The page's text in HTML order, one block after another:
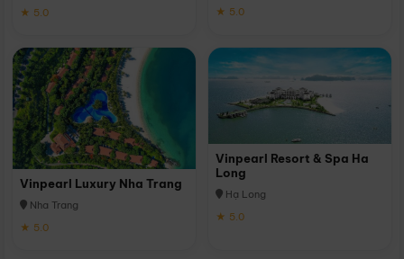
★ 5.0
★ 5.0
Vinpearl Luxury Nha Trang
Nha Trang
★ 5.0
Vinpearl Resort & Spa Ha
Long
Hạ Long
★ 5.0